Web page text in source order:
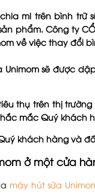
ml trên bình trữ
phẩm. Công ty CỔ
về việc thay đổi
Unimom sẽ được
thụ trên thị
mắc Quý khách
khách hàng và
ở một cửa
máy hút sữa